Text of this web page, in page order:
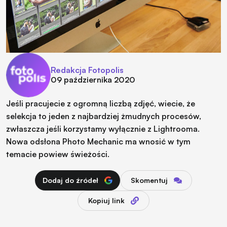
Redakcja Fotopolis
09 października 2020
Jeśli pracujecie z ogromną liczbą zdjęć, wiecie, że
selekcja to jeden z najbardziej żmudnych procesów,
zwłaszcza jeśli korzystamy wyłącznie z Lightrooma.
Nowa odsłona Photo Mechanic ma wnosić w tym
temacie powiew świeżości.
Dodaj do źródeł Skomentuj
Kopiuj link